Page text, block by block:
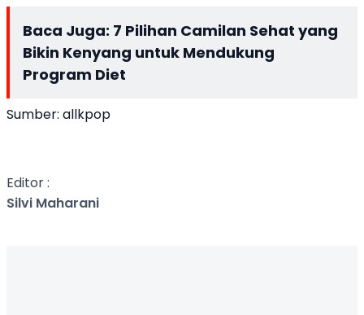
Baca Juga: 7 Pilihan Camilan Sehat yang
Bikin Kenyang untuk Mendukung
Program Diet
Sumber: allkpop
Editor :
Silvi Maharani